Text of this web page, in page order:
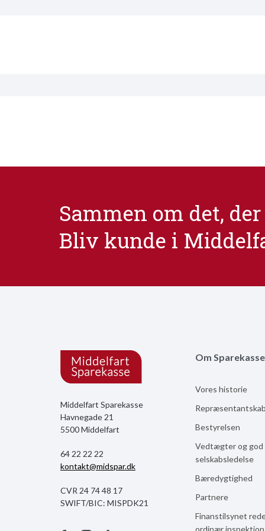
Sammen om det,
Bliv kunde i
Middelfart Sparekasse
Havnegade 21
5500 Middelfart
64 22 22 22
kontakt@midspar.dk
CVR 24 74 48 17
SWIFT/BIC: MISPDK21
Om
Vores historie
Bestyrelsen
Vedtægter og god
selskabsledelse
Bæredygtighed
Partnere
Finanstilsynet
ordinær